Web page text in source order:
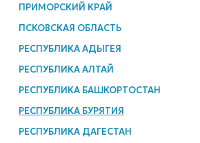
ПРИМОРСКИЙ КРАЙ
ПСКОВСКАЯ ОБЛАСТЬ
РЕСПУБЛИКА АДЫГЕЯ
РЕСПУБЛИКА АЛТАЙ
РЕСПУБЛИКА БАШКОРТОСТАН
РЕСПУБЛИКА БУРЯТИЯ
РЕСПУБЛИКА ДАГЕСТАН